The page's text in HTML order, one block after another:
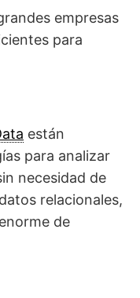
empresas
para
están
para analizar
necesidad de
relacionales,
de